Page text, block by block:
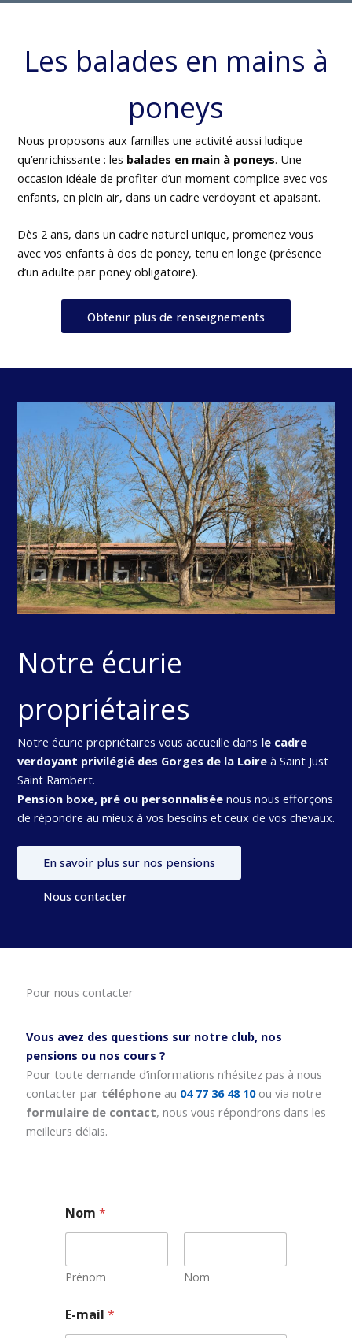
Les balades en mains à
poneys
Nous proposons aux familles une activité aussi ludique
qu’enrichissante : les balades en main à poneys. Une
occasion idéale de profiter d’un moment complice avec vos
enfants, en plein air, dans un cadre verdoyant et apaisant.
Dès 2 ans, dans un cadre naturel unique, promenez vous
avec vos enfants à dos de poney, tenu en longe (présence
d’un adulte par poney obligatoire).
Obtenir plus de renseignements
Notre écurie
propriétaires
Notre écurie propriétaires vous accueille dans le cadre
verdoyant privilégié des Gorges de la Loireà Saint Just
Saint Rambert.
Pension boxe, pré ou personnaliséenous nous efforçons
de répondre au mieux à vos besoins et ceux de vos chevaux.
En savoir plus sur nos pensions
Nous contacter
Pour nous contacter
Vous avez des questions sur notre club, nos
pensions ou nos cours ?
Pour toute demande d’informations n’hésitez pas à nous
contacter par téléphoneau 04 77 36 48 10 ou via notre
formulaire de contact, nous vous répondrons dans les
meilleurs délais.
Nom*
Prénom Nom
-
m
E-mail*